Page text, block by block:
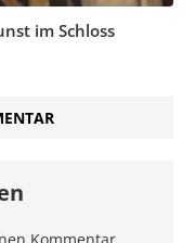
im Schloss